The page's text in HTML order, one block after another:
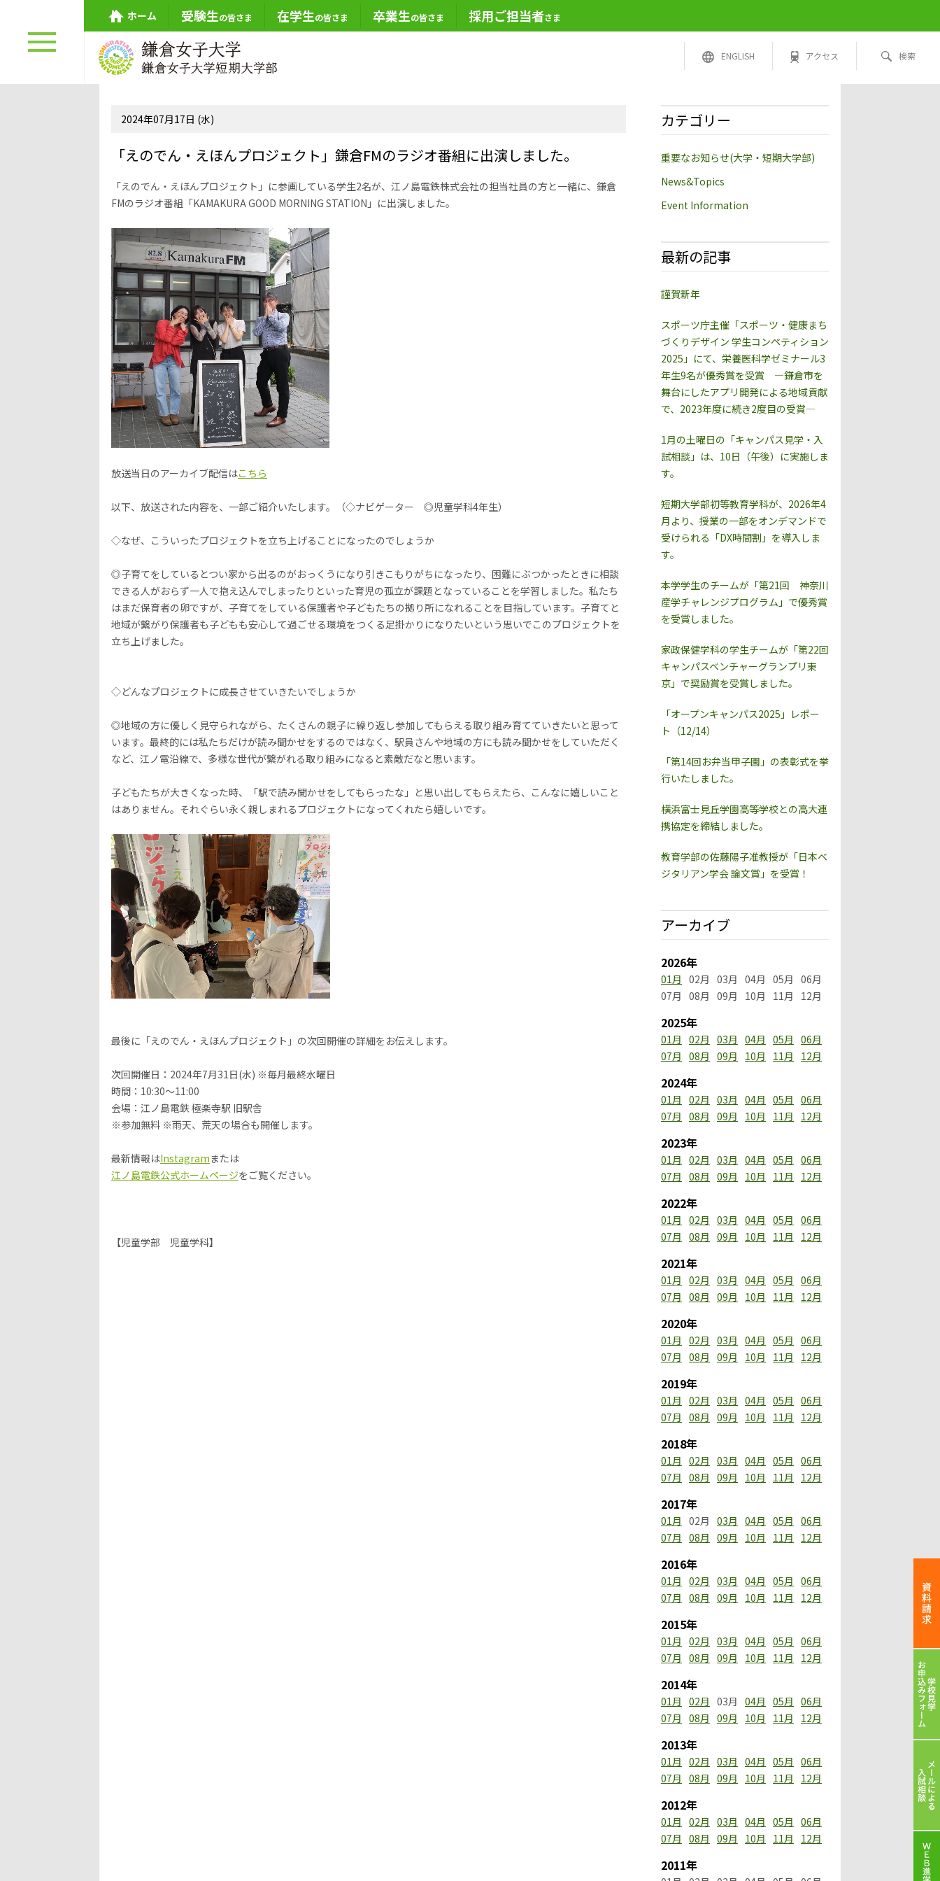
ホーム 受験生の皆さま 在学生の皆さま 卒業生の皆さま 採用ご担当者さま
ENGLISH アクセス 検索
2024年07月17日 (水)
「えのでん・えほんプロジェクト」鎌倉FMのラジオ番組に出演しました。
「えのでん・えほんプロジェクト」に参画している学生2名が、江ノ島電鉄株式会社の担当社員の方と一緒に、鎌倉
FMのラジオ番組「KAMAKURA GOOD MORNING STATION」 に出演しました。
放送当日のアーカイブ配信はこちら
以下、放送された内容を、一部ご紹介いたします。（◇ナビゲーター ◎児童学科4年生）
◇なぜ、こういったプロジェクトを立ち上げることになったのでしょうか
◎子育てをしているとつい家から出るのがおっくうになり引きこもりがちになったり、困難にぶつかったときに相談
できる人がおらず一人で抱え込んでしまったりといった育児の孤立が課題となっていることを学習しました。私たち
はまだ保育者の卵ですが、子育てをしている保護者や子どもたちの拠り所になれることを目指しています。子育てと
地域が繋がり保護者も子どもも安心して過ごせる環境をつくる足掛かりになりたいという思いでこのプロジェクトを
立ち上げました。
◇どんなプロジェクトに成長させていきたいでしょうか
◎地域の方に優しく見守られながら、たくさんの親子に繰り返し参加してもらえる取り組み育てていきたいと思って
います。最終的には私たちだけが読み聞かせをするのではなく、駅員さんや地域の方にも読み聞かせをしていただく
など、江ノ電沿線で、多様な世代が繋がれる取り組みになると素敵だなと思います。
子どもたちが大きくなった時、「駅で読み聞かせをしてもらったな」と思い出してもらえたら、こんなに嬉しいこと
はありません。それぐらい永く親しまれるプロジェクトになってくれたら嬉しいです。
最後に「えのでん・えほんプロジェクト」の次回開催の詳細をお伝えします。
次回開催日： 2024年7月31日(水) ※毎月最終水曜日
時間： 10:30～11:00
会場：江ノ島電鉄 極楽寺駅 旧駅舎
※参加無料 ※雨天、荒天の場合も開催します。
最新情報はInstagramまたは
江ノ島電鉄公式ホームページをご覧ください。
【児童学部 児童学科】
カテゴリー
重要なお知らせ(大学・短期大学部)
News&Topics
Event Information
最新の記事
謹賀新年
スポーツ庁主催「スポーツ・健康まち
づくりデザイン 学生コンペティション
2025」にて、栄養医科学ゼミナール3
年生9名が優秀賞を受賞 ―鎌倉市を
舞台にしたアプリ開発による地域貢献
で、2023年度に続き2度目の受賞―
1月の土曜日の「キャンパス見学・入
試相談」は、10日（午後）に実施しま
す。
短期大学部初等教育学科が、2026年4
月より、授業の一部をオンデマンドで
受けられる「DX時間割」を導入しま
す。
本学学生のチームが「第21回 神奈川
産学チャレンジプログラム」で優秀賞
を受賞しました。
家政保健学科の学生チームが「第22回
キャンパスベンチャーグランプリ東
京」で奨励賞を受賞しました。
「オープンキャンパス2025」レポー
ト（12/14）
「第14回お弁当甲子園」の表彰式を挙
行いたしました。
横浜富士見丘学園高等学校との高大連
携協定を締結しました。
教育学部の佐藤陽子准教授が「日本ベ
ジタリアン学会 論文賞」を受賞！
アーカイブ
2026年
01月 02月 03月 04月 05月 06月
07月 08月 09月 10月 11月 12月
2025年
01月 02月 03月 04月 05月 06月
07月 08月 09月 10月 11月 12月
2024年
01月 02月 03月 04月 05月 06月
07月 08月 09月 10月 11月 12月
2023年
01月 02月 03月 04月 05月 06月
07月 08月 09月 10月 11月 12月
2022年
01月 02月 03月 04月 05月 06月
07月 08月 09月 10月 11月 12月
2021年
01月 02月 03月 04月 05月 06月
07月 08月 09月 10月 11月 12月
2020年
01月 02月 03月 04月 05月 06月
07月 08月 09月 10月 11月 12月
2019年
01月 02月 03月 04月 05月 06月
07月 08月 09月 10月 11月 12月
2018年
01月 02月 03月 04月 05月 06月
07月 08月 09月 10月 11月 12月
2017年
01月 02月 03月 04月 05月 06月
07月 08月 09月 10月 11月 12月
2016年
01月 02月 03月 04月 05月 06月
07月 08月 09月 10月 11月 12月
2015年
01月 02月 03月 04月 05月 06月
07月 08月 09月 10月 11月 12月
2014年
01月 02月 03月 04月 05月 06月
07月 08月 09月 10月 11月 12月
2013年
01月 02月 03月 04月 05月 06月
07月 08月 09月 10月 11月 12月
2012年
01月 02月 03月 04月 05月 06月
07月 08月 09月 10月 11月 12月
2011年